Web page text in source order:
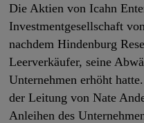
Die Aktien von Icahn
Investmentgesellschaft
nachdem Hindenburg
Leerverkäufer, seine
Unternehmen erhöht
der Leitung von Nate
Anleihen des